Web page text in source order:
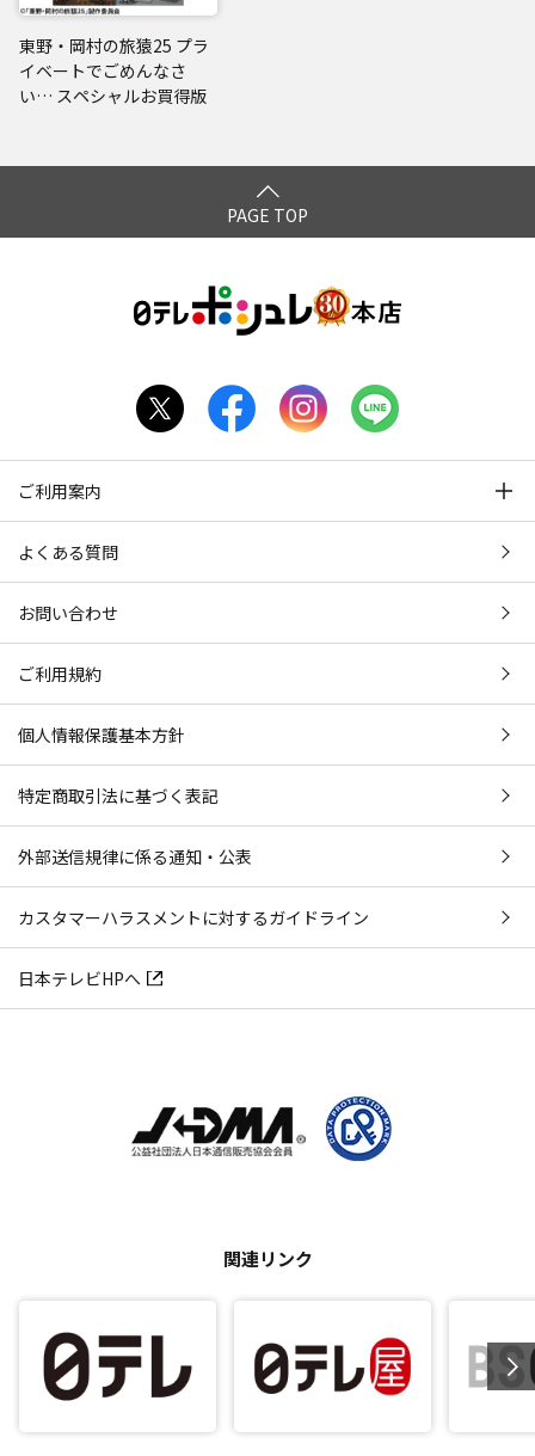
東野・岡村の旅猿25 プラ
イベートでごめんなさ
い… スペシャルお買得版
PAGE TOP
ご利用案内
よくある質問
お問い合わせ
ご利用規約
個人情報保護基本方針
特定商取引法に基づく表記
外部送信規律に係る通知・公表
カスタマーハラスメントに対するガイドライン
日本テレビHPへ
関連リンク